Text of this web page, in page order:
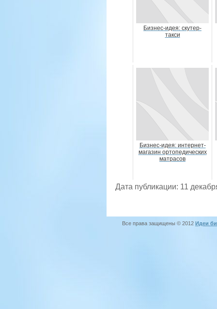
Бизнес-идея: скутер-
такси
Бизнес-идея: интернет-
магазин ортопедических
матрасов
Дата публикации: 11
Все права защищены © 2012 Идеи